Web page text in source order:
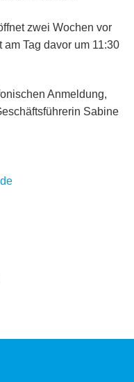
zwei Wochen vor
Tag davor um 11:30
Anmeldung,
Sabine